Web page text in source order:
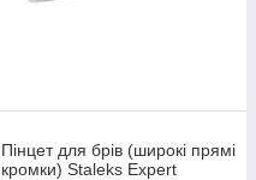
Пінцет для брів (широкі прямі
кромки) Staleks Expert